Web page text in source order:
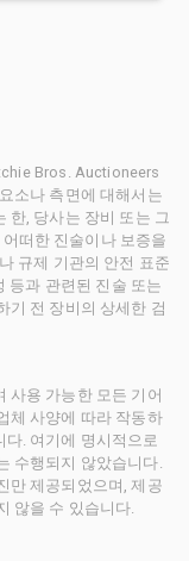
Bros. Auctioneers
소나 측면에 대해서는
한, 당사는 장비 또는 그
떠한 진술이나 보증을
규제 기관의 안전 표준
등과 관련된 진술 또는
기 전 장비의 상세한 검
사용 가능한 모든 기어
체 사양에 따라 작동하
. 여기에 명시적으로
수행되지 않았습니다.
만 제공되었으며, 제공
않을 수 있습니다.